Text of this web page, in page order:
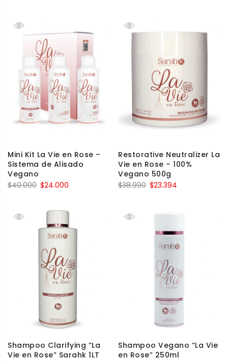
Mini Kit La Vie en Rose –
Sistema de Alisado
Vegano
$40.000 $24.000
Restorative Neutralizer La
Vie en Rose – 100%
Vegano 500g
$38.990 $23.394
Shampoo Clarifying “La
Vie en Rose” Sarahk 1LT
Shampoo Vegano “La Vie
en Rose” 250ml